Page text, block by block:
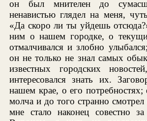
он был мнителен до
ненавистью глядел на меня,
«Да скоро ли ты уйдешь
ним о нашем городке, о
отмалчивался и злобно
он не только не знал самых
известных городских
интересовался знать их.
нашем крае, о его
молча и до того странно смотрел
мне стало наконец совестно